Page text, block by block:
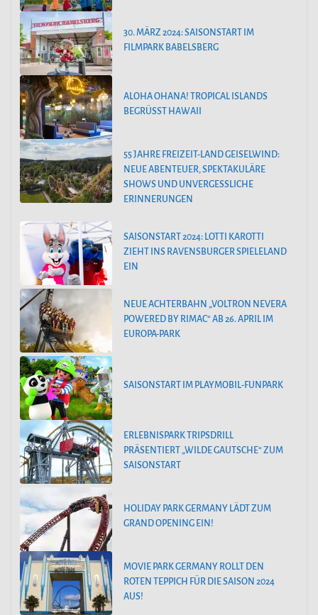
30. MÄRZ 2024: SAISONSTART IM
FILMPARK BABELSBERG
ALOHA OHANA! TROPICAL ISLANDS
BEGRÜSST HAWAII
55 JAHRE FREIZEIT-LAND GEISELWIND:
NEUE ABENTEUER, SPEKTAKULÄRE
SHOWS UND UNVERGESSLICHE
ERINNERUNGEN
SAISONSTART 2024: LOTTI KAROTTI
ZIEHT INS RAVENSBURGER SPIELELAND
EIN
NEUE ACHTERBAHN „VOLTRON NEVERA
POWERED BY RIMAC“ AB 26. APRIL IM
EUROPA-PARK
SAISONSTART IM PLAYMOBIL-FUNPARK
ERLEBNISPARK TRIPSDRILL
PRÄSENTIERT „WILDE GAUTSCHE“ ZUM
SAISONSTART
HOLIDAY PARK GERMANY LÄDT ZUM
GRAND OPENING EIN!
MOVIE PARK GERMANY ROLLT DEN
ROTEN TEPPICH FÜR DIE SAISON 2024
AUS!